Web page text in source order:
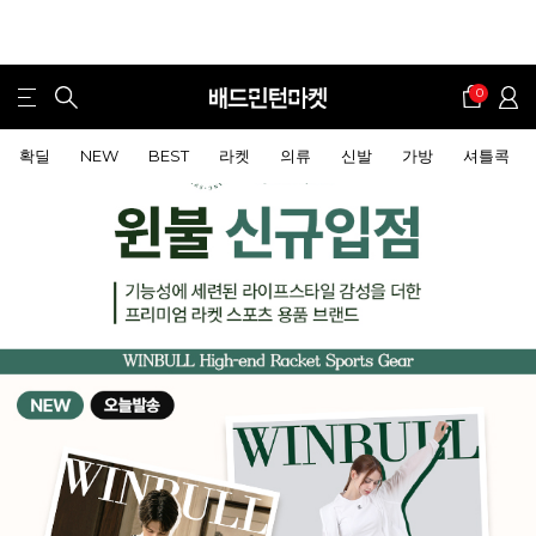
0
확딜 NEW BEST 라켓 의류 신발 가방 셔틀콕